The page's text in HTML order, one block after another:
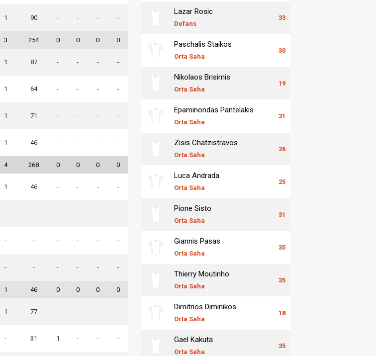
1 90 - - - -
3 254 0 0 0 0
1 87 - - - -
1 64 - - - -
1 71 - - - -
1 46 - - - -
4 268 0 0 0 0
1 46 - - - -
- - - - - -
- - - - - -
- - - - - -
1 46 0 0 0 0
1 77 - - - -
- 31 1 - - -
Lazar Rosic
Defans
33
Paschalis Staikos
Orta Saha
30
Nikolaos Brisimis
Orta Saha
19
Epaminondas Pantelakis
Orta Saha
31
Zisis Chatzistravos
Orta Saha
26
Luca Andrada
Orta Saha
25
Pione Sisto
Orta Saha
31
Giannis Pasas
Orta Saha
35
Thierry Moutinho
Orta Saha
35
Dimitrios Diminikos
Orta Saha
18
Gael Kakuta
Orta Saha
35